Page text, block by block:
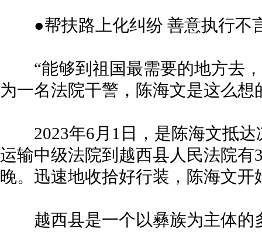
●帮扶路上化纠纷 善意执行不
“能够到祖国最需要的地方去，
为一名法院干警，陈海文是这么想
2023年6月1日，是陈海文抵达
运输中级法院到越西县人民法院有
晚。迅速地收拾好行装，陈海文开
越西县是一个以彝族为主体的